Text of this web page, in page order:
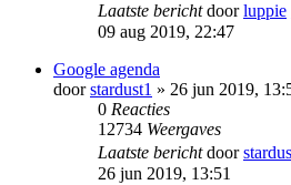
Laatste berichtdoorluppie
09 aug 2019, 22:47
Google agenda
doorstardust1 » 26 jun 2019,
0 Reacties
12734 Weergaves
Laatste berichtdoor
26 jun 2019, 13:51